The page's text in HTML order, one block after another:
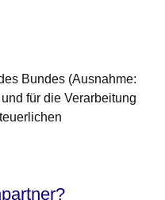
Bundes (Ausnahme:
für die Verarbeitung